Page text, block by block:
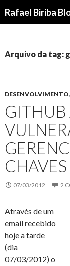
Rafael Biriba
CONTEÚDO
Arquivo da tag:
DESENVOLVIMENTO,
GITHUB
CHAVES
07/03/2012 2
Através de um
email recebido
hoje a tarde
(dia
07/03/2012) o